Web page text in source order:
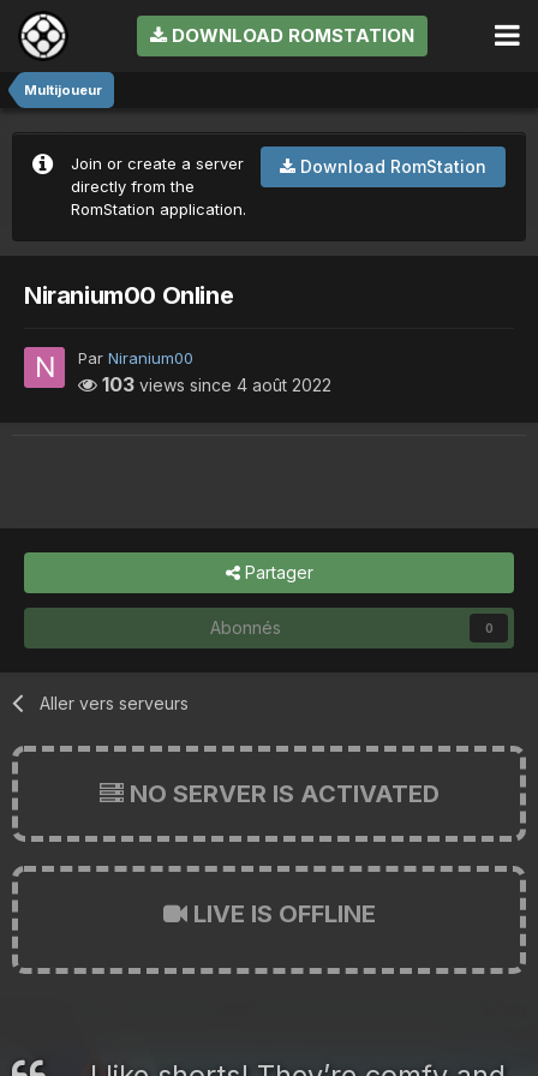
DOWNLOAD ROMSTATION
Multijoueur
Download RomStation
Join or create a server
directly from the
RomStation application.
Niranium00 Online
Par Niranium00
103 views since 4 août 2022
Partager
Abonnés 0
Aller vers serveurs
NO SERVER IS ACTIVATED
LIVE IS OFFLINE